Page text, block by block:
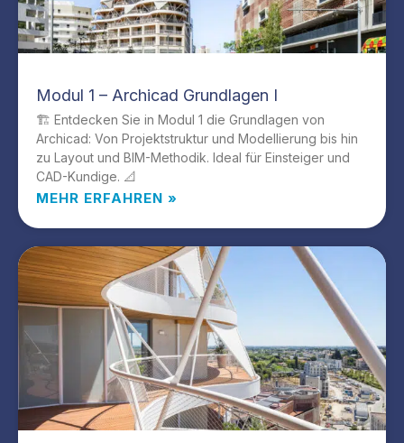
Modul 1 – Archicad Grundlagen I
🏗️ Entdecken Sie in Modul 1 die Grundlagen von
Archicad: Von Projektstruktur und Modellierung bis hin
zu Layout und BIM-Methodik. Ideal für Einsteiger und
CAD-Kundige. 📐
MEHR ERFAHREN »